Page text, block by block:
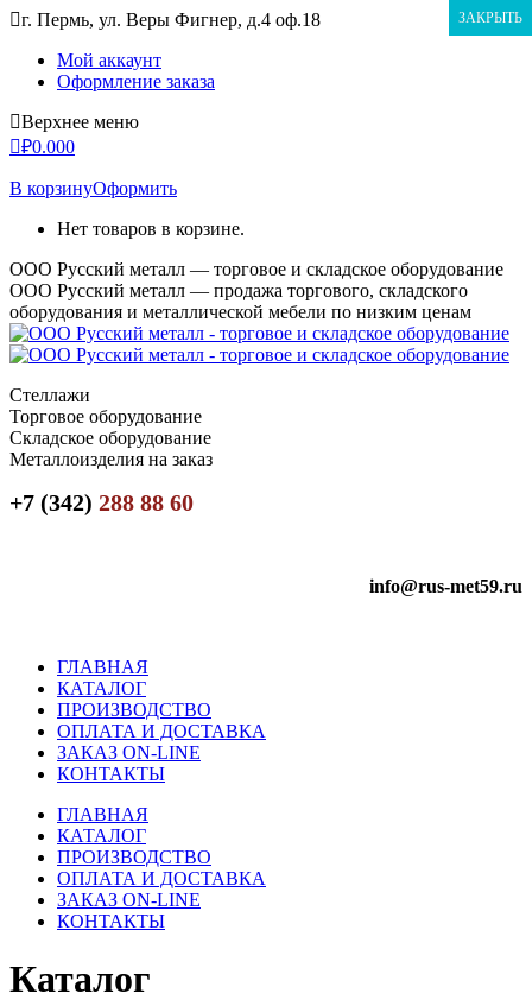
Перейти
содержанию
г. Пермь, ул. Веры Фигнер, д.4 оф.18
Мой аккаунт
Оформление заказа
Верхнее меню
₽0.000
В корзинуОформить
Нет товаров в корзине.
ООО Русский металл — торговое и складское оборудование
ООО Русский металл — продажа торгового, складского
оборудования и металлической мебели по низким ценам
Стеллажи
Торговое оборудование
Складское оборудование
Металлоизделия на заказ
+7 (342) 288 88 60
info@rus-met59.ru
ГЛАВНАЯ
КАТАЛОГ
ПРОИЗВОДСТВО
ОПЛАТА И ДОСТАВКА
ЗАКАЗ ON-LINE
КОНТАКТЫ
ГЛАВНАЯ
КАТАЛОГ
ПРОИЗВОДСТВО
ОПЛАТА И ДОСТАВКА
ЗАКАЗ ON-LINE
КОНТАКТЫ
Каталог
ЗАКРЫТЬ